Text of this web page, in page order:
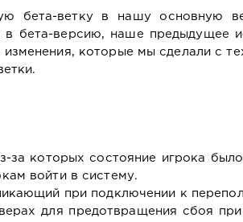
бета-ветку в нашу основную
в бета-версию, наше предыдущее
которые мы сделали с
за которых состояние игрока
войти в систему.
при подключении к
для предотвращения сбоя